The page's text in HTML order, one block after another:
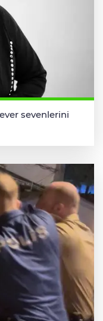
sevenlerini